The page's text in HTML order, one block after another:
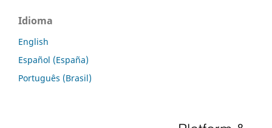
Idioma
English
Español (España)
Português (Brasil)